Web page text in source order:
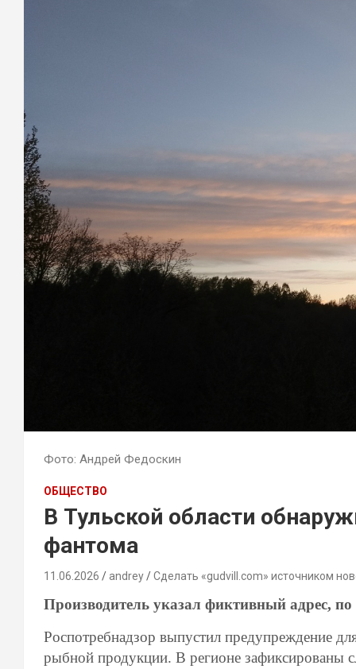
Фото: Андрей Федоскин
ОБЩЕСТВО
В Тульской области
фантома
11.06.2026 andrey Сделать «gudvill.com» источником
Производитель указал фиктивный адрес,
Роспотребнадзор выпустил предупреждение
рыбной продукции. В регионе зафиксированы